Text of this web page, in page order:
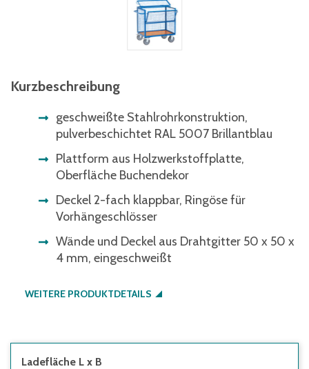
Kurzbeschreibung
geschweißte Stahlrohrkonstruktion,
pulverbeschichtet RAL 5007 Brillantblau
Plattform aus Holzwerkstoffplatte,
Oberfläche Buchendekor
Deckel 2-fach klappbar, Ringöse für
Vorhängeschlösser
Wände und Deckel aus Drahtgitter 50 x 50 x
4 mm, eingeschweißt
WEITERE PRODUKTDETAILS
Ladefläche L x B